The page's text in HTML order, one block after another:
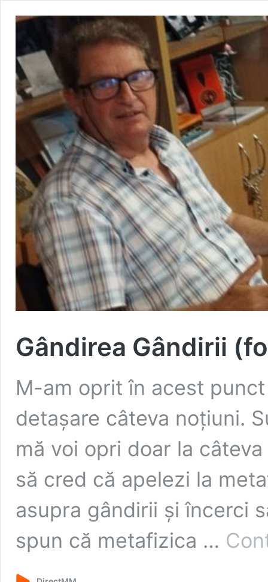
Gândirea Gândirii
M-am oprit în acest
detașare câteva noțiuni.
mă voi opri doar la
să cred că apelezi la
asupra gândirii și încerci
spun că metafizica …